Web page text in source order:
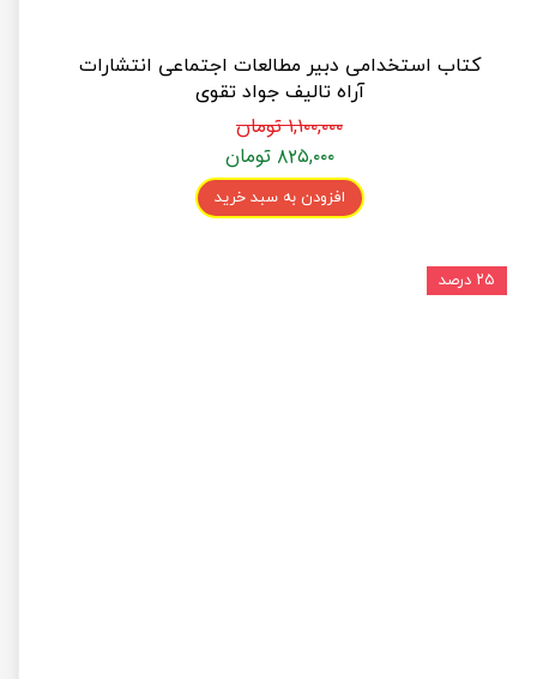
کتاب استخدامی دبیر مطالعات اجتماعی انتشارات
آراه تالیف جواد تقوی
۱,۱۰۰,۰۰۰ تومان
۸۲۵,۰۰۰ تومان
افزودن به سبد خرید
۲۵ درصد